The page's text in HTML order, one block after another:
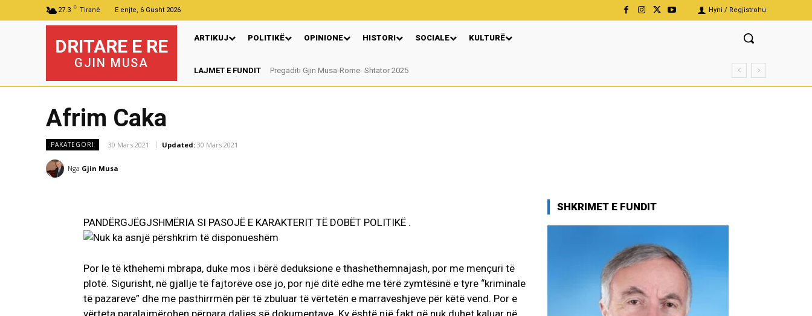
27.3 C Tiranë E enjte, 6 Gusht 2026 Hyni / Regjistrohu
DRITARE E RE
GJIN MUSA
ARTIKUJ POLITIKË OPINIONE HISTORI SOCIALE KULTURË
LAJMET E FUNDIT Pregaditi Gjin Musa-Rome- Shtator 2025
Nga: Ndue Dedaj
Afrim Caka
PAKATEGORI 30 Mars 2021 Updated: 30 Mars 2021
Nga Gjin Musa
PANDËRGJËGJSHMËRIA SI PASOJË E KARAKTERIT TË DOBËT POLITIKË .
Por le të kthehemi mbrapa, duke mos i bërë deduksione e thashethemnajash, por me mençuri të
plotë. Sigurisht, në gjallje të fajtorëve ose jo, por një ditë edhe me tërë zymtësinë e tyre “kriminale
të pazareve” dhe me pasthirrmën për të zbuluar të vërtetën e marraveshjeve për këtë vend. Por e
SHKRIMET E FUNDIT